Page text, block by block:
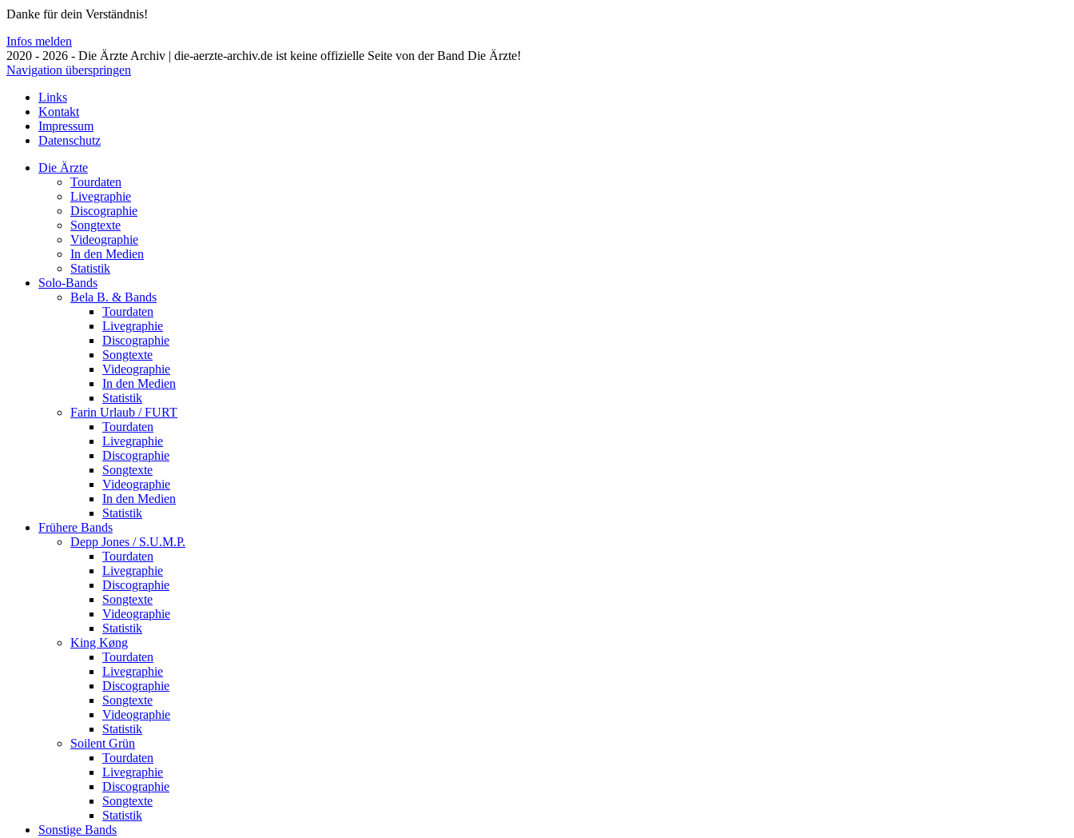
Danke für dein Verständnis!
Infos melden
2020 - 2026 - Die Ärzte Archiv | die-aerzte-archiv.de ist keine offizielle Seite von der Band Die Ärzte!
Navigation überspringen
Links
Kontakt
Impressum
Datenschutz
Die Ärzte
Tourdaten
Livegraphie
Discographie
Songtexte
Videographie
In den Medien
Statistik
Solo-Bands
Bela B. & Bands
Tourdaten
Livegraphie
Discographie
Songtexte
Videographie
In den Medien
Statistik
Farin Urlaub / FURT
Tourdaten
Livegraphie
Discographie
Songtexte
Videographie
In den Medien
Statistik
Frühere Bands
Depp Jones / S.U.M.P.
Tourdaten
Livegraphie
Discographie
Songtexte
Videographie
Statistik
King Køng
Tourdaten
Livegraphie
Discographie
Songtexte
Videographie
Statistik
Soilent Grün
Tourdaten
Livegraphie
Discographie
Songtexte
Statistik
Sonstige Bands